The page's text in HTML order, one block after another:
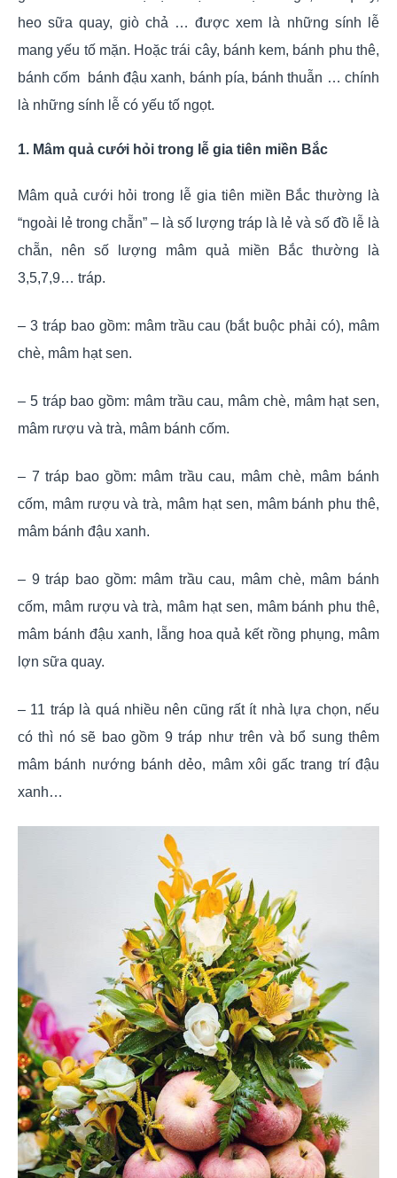
heo sữa quay, giò chả … được xem là những sính lễ
mang yếu tố mặn. Hoặc trái cây, bánh kem, bánh phu thê,
bánh cốm bánh đậu xanh, bánh pía, bánh thuẫn … chính
là những sính lễ có yếu tố ngọt.
1. Mâm quả cưới hỏi trong lễ gia tiên miền Bắc
Mâm quả cưới hỏi trong lễ gia tiên miền Bắc thường là
“ngoài lẻ trong chẵn” – là số lượng tráp là lẻ và số đồ lễ là
chẵn, nên số lượng mâm quả miền Bắc thường là
3,5,7,9… tráp.
– 3 tráp bao gồm: mâm trầu cau (bắt buộc phải có), mâm
chè, mâm hạt sen.
– 5 tráp bao gồm: mâm trầu cau, mâm chè, mâm hạt sen,
mâm rượu và trà, mâm bánh cốm.
– 7 tráp bao gồm: mâm trầu cau, mâm chè, mâm bánh
cốm, mâm rượu và trà, mâm hạt sen, mâm bánh phu thê,
mâm bánh đậu xanh.
– 9 tráp bao gồm: mâm trầu cau, mâm chè, mâm bánh
cốm, mâm rượu và trà, mâm hạt sen, mâm bánh phu thê,
mâm bánh đậu xanh, lẵng hoa quả kết rồng phụng, mâm
lợn sữa quay.
– 11 tráp là quá nhiều nên cũng rất ít nhà lựa chọn, nếu
có thì nó sẽ bao gồm 9 tráp như trên và bổ sung thêm
mâm bánh nướng bánh dẻo, mâm xôi gấc trang trí đậu
xanh…